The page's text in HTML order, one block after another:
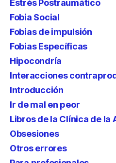
Estrés Postraumático
Fobia Social
Fobias de impulsión
Fobias Específicas
Hipocondría
Interacciones
Introducción
Ir de mal en peor
Libros de la Clínica de la
Obsesiones
Otros errores